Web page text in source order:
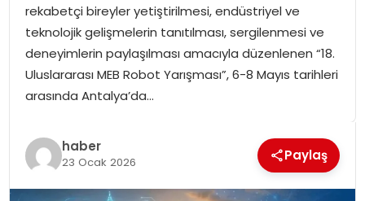
GÜNDEM
MAGAZIN
rekabetçi bireyler yetiştirilmesi, endüstriyel ve
teknolojik gelişmelerin tanıtılması, sergilenmesi ve
deneyimlerin paylaşılması amacıyla düzenlenen “18.
Uluslararası MEB Robot Yarışması”, 6-8 Mayıs tarihleri
arasında Antalya’da…
haber
23 Ocak 2026 Paylaş